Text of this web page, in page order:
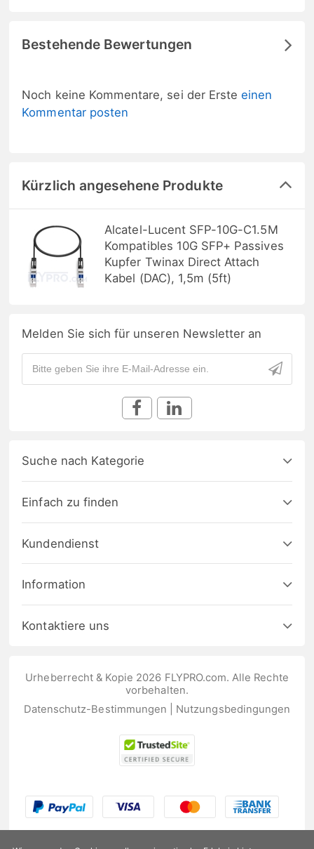
Bestehende Bewertungen
Noch keine Kommentare, sei der Ersteeinen
Kommentar posten
Kürzlich angesehene Produkte
Alcatel-Lucent SFP-10G-C1.5M
Kompatibles 10G SFP+ Passives
Kupfer Twinax Direct Attach
Kabel (DAC), 1,5m (5ft)
Melden Sie sich für unseren Newsletter an
Suche nach Kategorie
Einfach zu finden
Kundendienst
Information
Kontaktiere uns
Urheberrecht & Kopie 2026 FLYPRO.com. Alle Rechte
vorbehalten.
Datenschutz-Bestimmungen
Nutzungsbedingungen